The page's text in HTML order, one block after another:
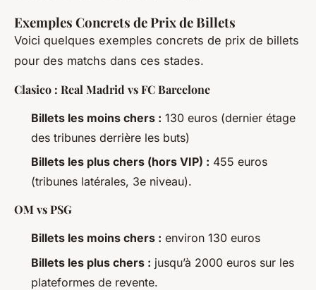
Exemples Concrets de Prix de Billets
Voici quelques exemples concrets de prix de billets
pour des matchs dans ces stades.
Clasico : Real Madrid vs FC Barcelone
Billets les moins chers : 130 euros (dernier étage
des tribunes derrière les buts)
Billets les plus chers (hors VIP) : 455 euros
(tribunes latérales, 3e niveau).
OM vs PSG
Billets les moins chers : environ 130 euros
Billets les plus chers : jusqu’à 2000 euros sur les
plateformes de revente.